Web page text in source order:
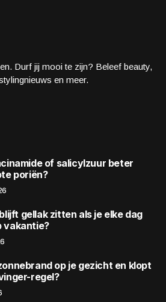
Durf jij mooi te zijn? Beleef beauty,
en meer.
of salicylzuur beter
poriën?
gellak zitten als je elke dag
vakantie?
op je gezicht en klopt
regel?